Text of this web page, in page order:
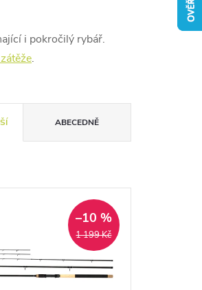
i pokročilý rybář.
.
ABECEDNĚ
1 199 Kč
–10 %